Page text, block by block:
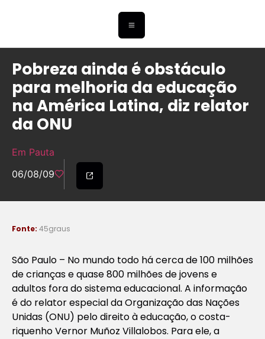
Pobreza ainda é obstáculo
para melhoria da educação
na América Latina, diz relator
da ONU
Em Pauta
06/08/09
Fonte: 45graus
São Paulo – No mundo todo há cerca de 100 milhões
de crianças e quase 800 milhões de jovens e
adultos fora do sistema educacional. A informação
é do relator especial da Organização das Nações
Unidas (ONU) pelo direito à educação, o costa-
riquenho Vernor Muñoz Villalobos. Para ele, a